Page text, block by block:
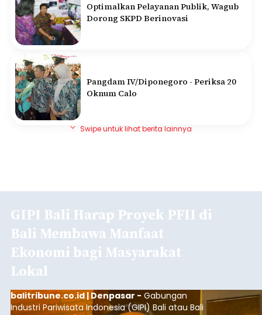
Optimalkan Pelayanan Publik, Wagub
Dorong SKPD Berinovasi
Pangdam IV/Diponegoro - Periksa 20
Oknum Calo
Swipe untuk lihat berita lainnya
GIPI Bali Harap Proyek PFII di
Bali Membawa Manfaat
Ekonomi bagi Masyarakat
Lokal
balitribune.co.id | Denpasar - Gabungan
Industri Pariwisata Indonesia (GIPI) Bali atau Bali